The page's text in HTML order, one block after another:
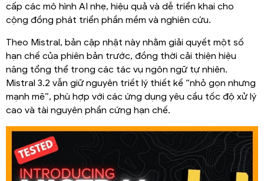
cấp các mô hình AI nhẹ, hiệu quả và dễ triển khai cho
cộng đồng phát triển phần mềm và nghiên cứu.
Theo Mistral, bản cập nhật này nhằm giải quyết một số
hạn chế của phiên bản trước, đồng thời cải thiện hiệu
năng tổng thể trong các tác vụ ngôn ngữ tự nhiên.
Mistral 3.2 vẫn giữ nguyên triết lý thiết kế “nhỏ gọn nhưng
mạnh mẽ”, phù hợp với các ứng dụng yêu cầu tốc độ xử lý
cao và tài nguyên phần cứng hạn chế.